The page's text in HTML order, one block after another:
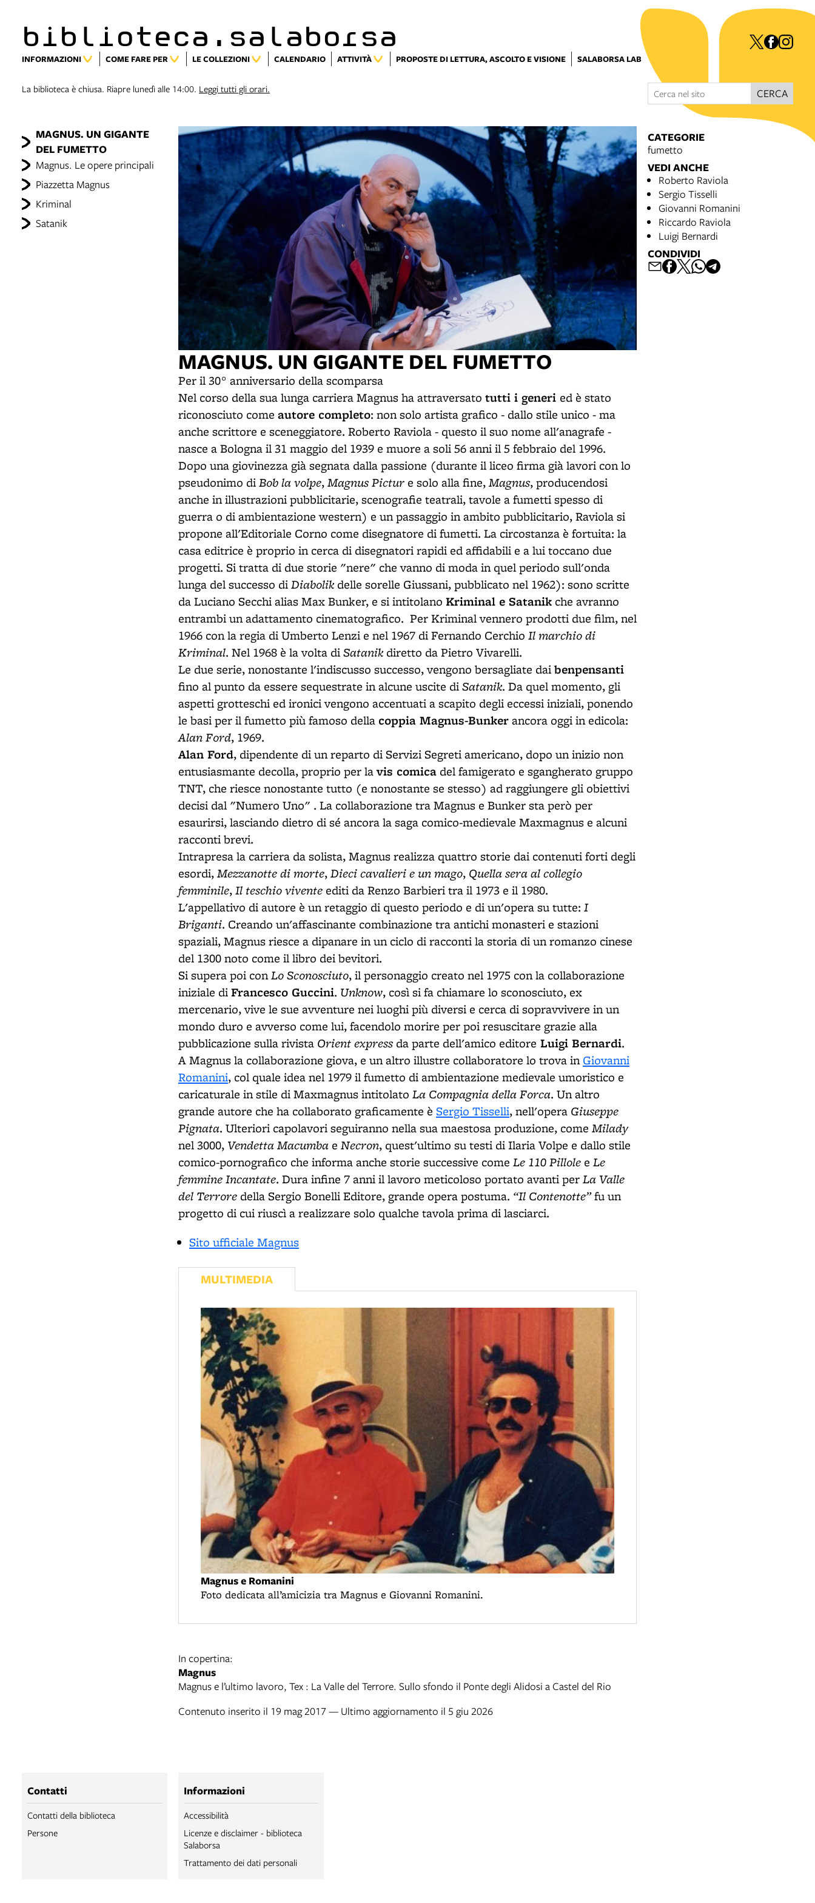
biblioteca.salaborsa
INFORMAZIONI COME FARE PER LE COLLEZIONI CALENDARIO ATTIVITÀ PROPOSTE DI LETTURA, ASCOLTO E VISIONE SALABORSA LAB
La biblioteca è chiusa. Riapre lunedì alle 14:00. Leggi tutti gli orari. CERCA
MAGNUS. UN GIGANTE
DEL FUMETTO
Magnus. Le opere principali
Piazzetta Magnus
Kriminal
Satanik
MAGNUS. UN GIGANTE DEL FUMETTO
Per il 30° anniversario della scomparsa
Nel corso della sua lunga carriera Magnus ha attraversato tutti i generi ed è stato
riconosciuto come autore completo: non solo artista grafico - dallo stile unico - ma
anche scrittore e sceneggiatore. Roberto Raviola - questo il suo nome all'anagrafe -
nasce a Bologna il 31 maggio del 1939 e muore a soli 56 anni il 5 febbraio del 1996.
Dopo una giovinezza già segnata dalla passione (durante il liceo firma già lavori con lo
pseudonimo diBob la volpe,Magnus Pictur e solo alla fine,Magnus, producendosi
anche in illustrazioni pubblicitarie, scenografie teatrali, tavole a fumetti spesso di
guerra o di ambientazione western) e un passaggio in ambito pubblicitario, Raviola si
propone all'Editoriale Corno come disegnatore di fumetti. La circostanza è fortuita: la
casa editrice è proprio in cerca di disegnatori rapidi ed affidabili e a lui toccano due
progetti. Si tratta di due storie "nere" che vanno di moda in quel periodo sull'onda
lunga del successo diDiabolik delle sorelle Giussani, pubblicato nel 1962): sono scritte
da Luciano Secchi alias Max Bunker, e si intitolano Kriminal e Satanik che avranno
entrambi un adattamento cinematografico. Per Kriminal vennero prodotti due film, nel
1966 con la regia di Umberto Lenzi e nel 1967 di Fernando Cerchio Il marchio di
Kriminal. Nel 1968 è la volta diSatanik diretto da Pietro Vivarelli.
Le due serie, nonostante l'indiscusso successo, vengono bersagliate daibenpensanti
fino al punto da essere sequestrate in alcune uscite diSatanik. Da quel momento, gli
aspetti grotteschi ed ironici vengono accentuati a scapito degli eccessi iniziali, ponendo
le basi per il fumetto più famoso della coppia Magnus-Bunkerancora oggi in edicola:
Alan Ford, 1969.
Alan Ford, dipendente di un reparto di Servizi Segreti americano, dopo un inizio non
entusiasmante decolla, proprio per lavis comica del famigerato e sgangherato gruppo
TNT, che riesce nonostante tutto (e nonostante se stesso) ad raggiungere gli obiettivi
decisi dal "Numero Uno" . La collaborazione tra Magnus e Bunker sta però per
esaurirsi, lasciando dietro di sé ancora la saga comico-medievale Maxmagnus e alcuni
racconti brevi.
Intrapresa la carriera da solista, Magnus realizza quattro storie dai contenuti forti degli
esordi,Mezzanotte di morte,Dieci cavalieri e un mago, Quella sera al collegio
femminile,Il teschio vivente editi da Renzo Barbieri tra il 1973 e il 1980.
L'appellativo di autore è un retaggio di questo periodo e di un'opera su tutte: I
Briganti. Creando un'affascinante combinazione tra antichi monasteri e stazioni
spaziali, Magnus riesce a dipanare in un ciclo di racconti la storia di un romanzo cinese
del 1300 noto come il libro dei bevitori.
Si supera poi conLoSconosciuto, il personaggio creato nel 1975 con la collaborazione
iniziale diFrancesco Guccini. Unknow, così si fa chiamare lo sconosciuto, ex
mercenario, vive le sue avventure nei luoghi più diversi e cerca di sopravvivere in un
mondo duro e avverso come lui, facendolo morire per poi resuscitare grazie alla
pubblicazione sulla rivista Orient express da parte dell'amico editore Luigi Bernardi.
A Magnus la collaborazione giova, e un altro illustre collaboratore lo trova inGiovanni
Romanini, col quale idea nel 1979 il fumetto di ambientazione medievale umoristico e
caricaturale in stile di Maxmagnus intitolato La Compagnia della Forca. Un altro
grande autore che ha collaborato graficamente è Sergio Tisselli, nell'opera Giuseppe
Pignata. Ulteriori capolavori seguiranno nella sua maestosa produzione, come Milady
nel 3000, Vendetta Macumba e Necron, quest'ultimo su testi di Ilaria Volpe e dallo stile
comico-pornografico che informa anche storie successive come Le 110 Pillole e Le
femmine Incantate. Dura infine 7 anni il lavoro meticoloso portato avanti perLa Valle
del Terrore della Sergio Bonelli Editore, grande opera postuma. “Il Contenotte”fu un
progetto di cui riuscì a realizzare solo qualche tavola prima di lasciarci.
Sito ufficiale Magnus
MULTIMEDIA
Magnus e Romanini
Foto dedicata all’amicizia tra Magnus e Giovanni Romanini.
In copertina:
Magnus
Magnus e l’ultimo lavoro, Tex : La Valle del Terrore. Sullo sfondo il Ponte degli Alidosi a Castel del Rio
Contenuto inserito il 19 mag 2017 — Ultimo aggiornamento il 5 giu 2026
CATEGORIE
fumetto
VEDI ANCHE
Roberto Raviola
Sergio Tisselli
Giovanni Romanini
Riccardo Raviola
Luigi Bernardi
CONDIVIDI
Contatti
Contatti della biblioteca
Persone
Informazioni
Accessibilità
Licenze e disclaimer - biblioteca
Salaborsa
Trattamento dei dati personali